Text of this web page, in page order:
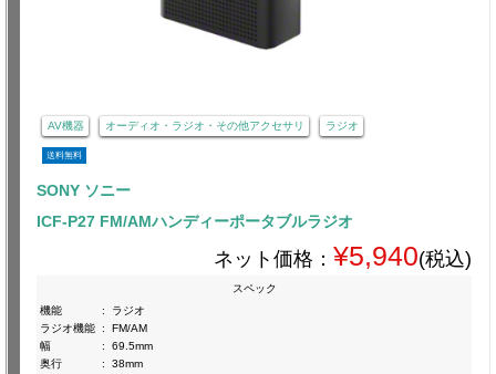
AV機器 オーディオ・ラジオ・その他アクセサリ ラジオ
送料無料
SONY ソニー
ICF-P27 FM/AMハンディーポータブルラジオ
ネット価格： ¥5,940(税込)
スペック
機能
:
ラジオ
ラジオ機能 :
FM/AM
幅
:
69.5mm
奥行
:
38mm